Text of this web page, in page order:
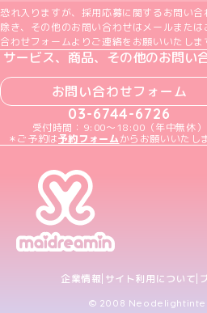
恐れ入りますが、採用応募に関するお問い合
除き、その他のお問い合わせはメールまたは
合わせフォームよりご連絡をお願いいたしま
サービス、商品、その他のお問い
お問い合わせフォーム
03-6744-6726
受付時間：9:00～18:00（年中無休）
＊ご予約は予約フォームからお願いいたし
企業情報 サイト利用について
© 2008